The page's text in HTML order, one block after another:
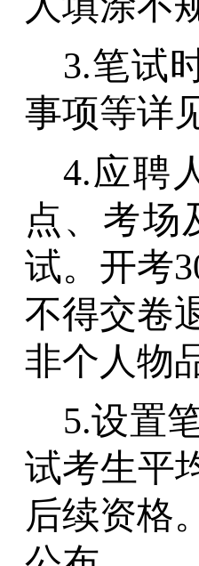
3.笔试
事项等详
4.应聘
点、考场
试。开考
不得交卷
非个人物
5.设置
试考生平
后续资格